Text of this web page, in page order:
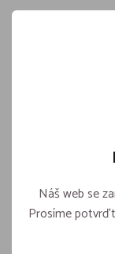
Sada
Náš web se
Prosíme